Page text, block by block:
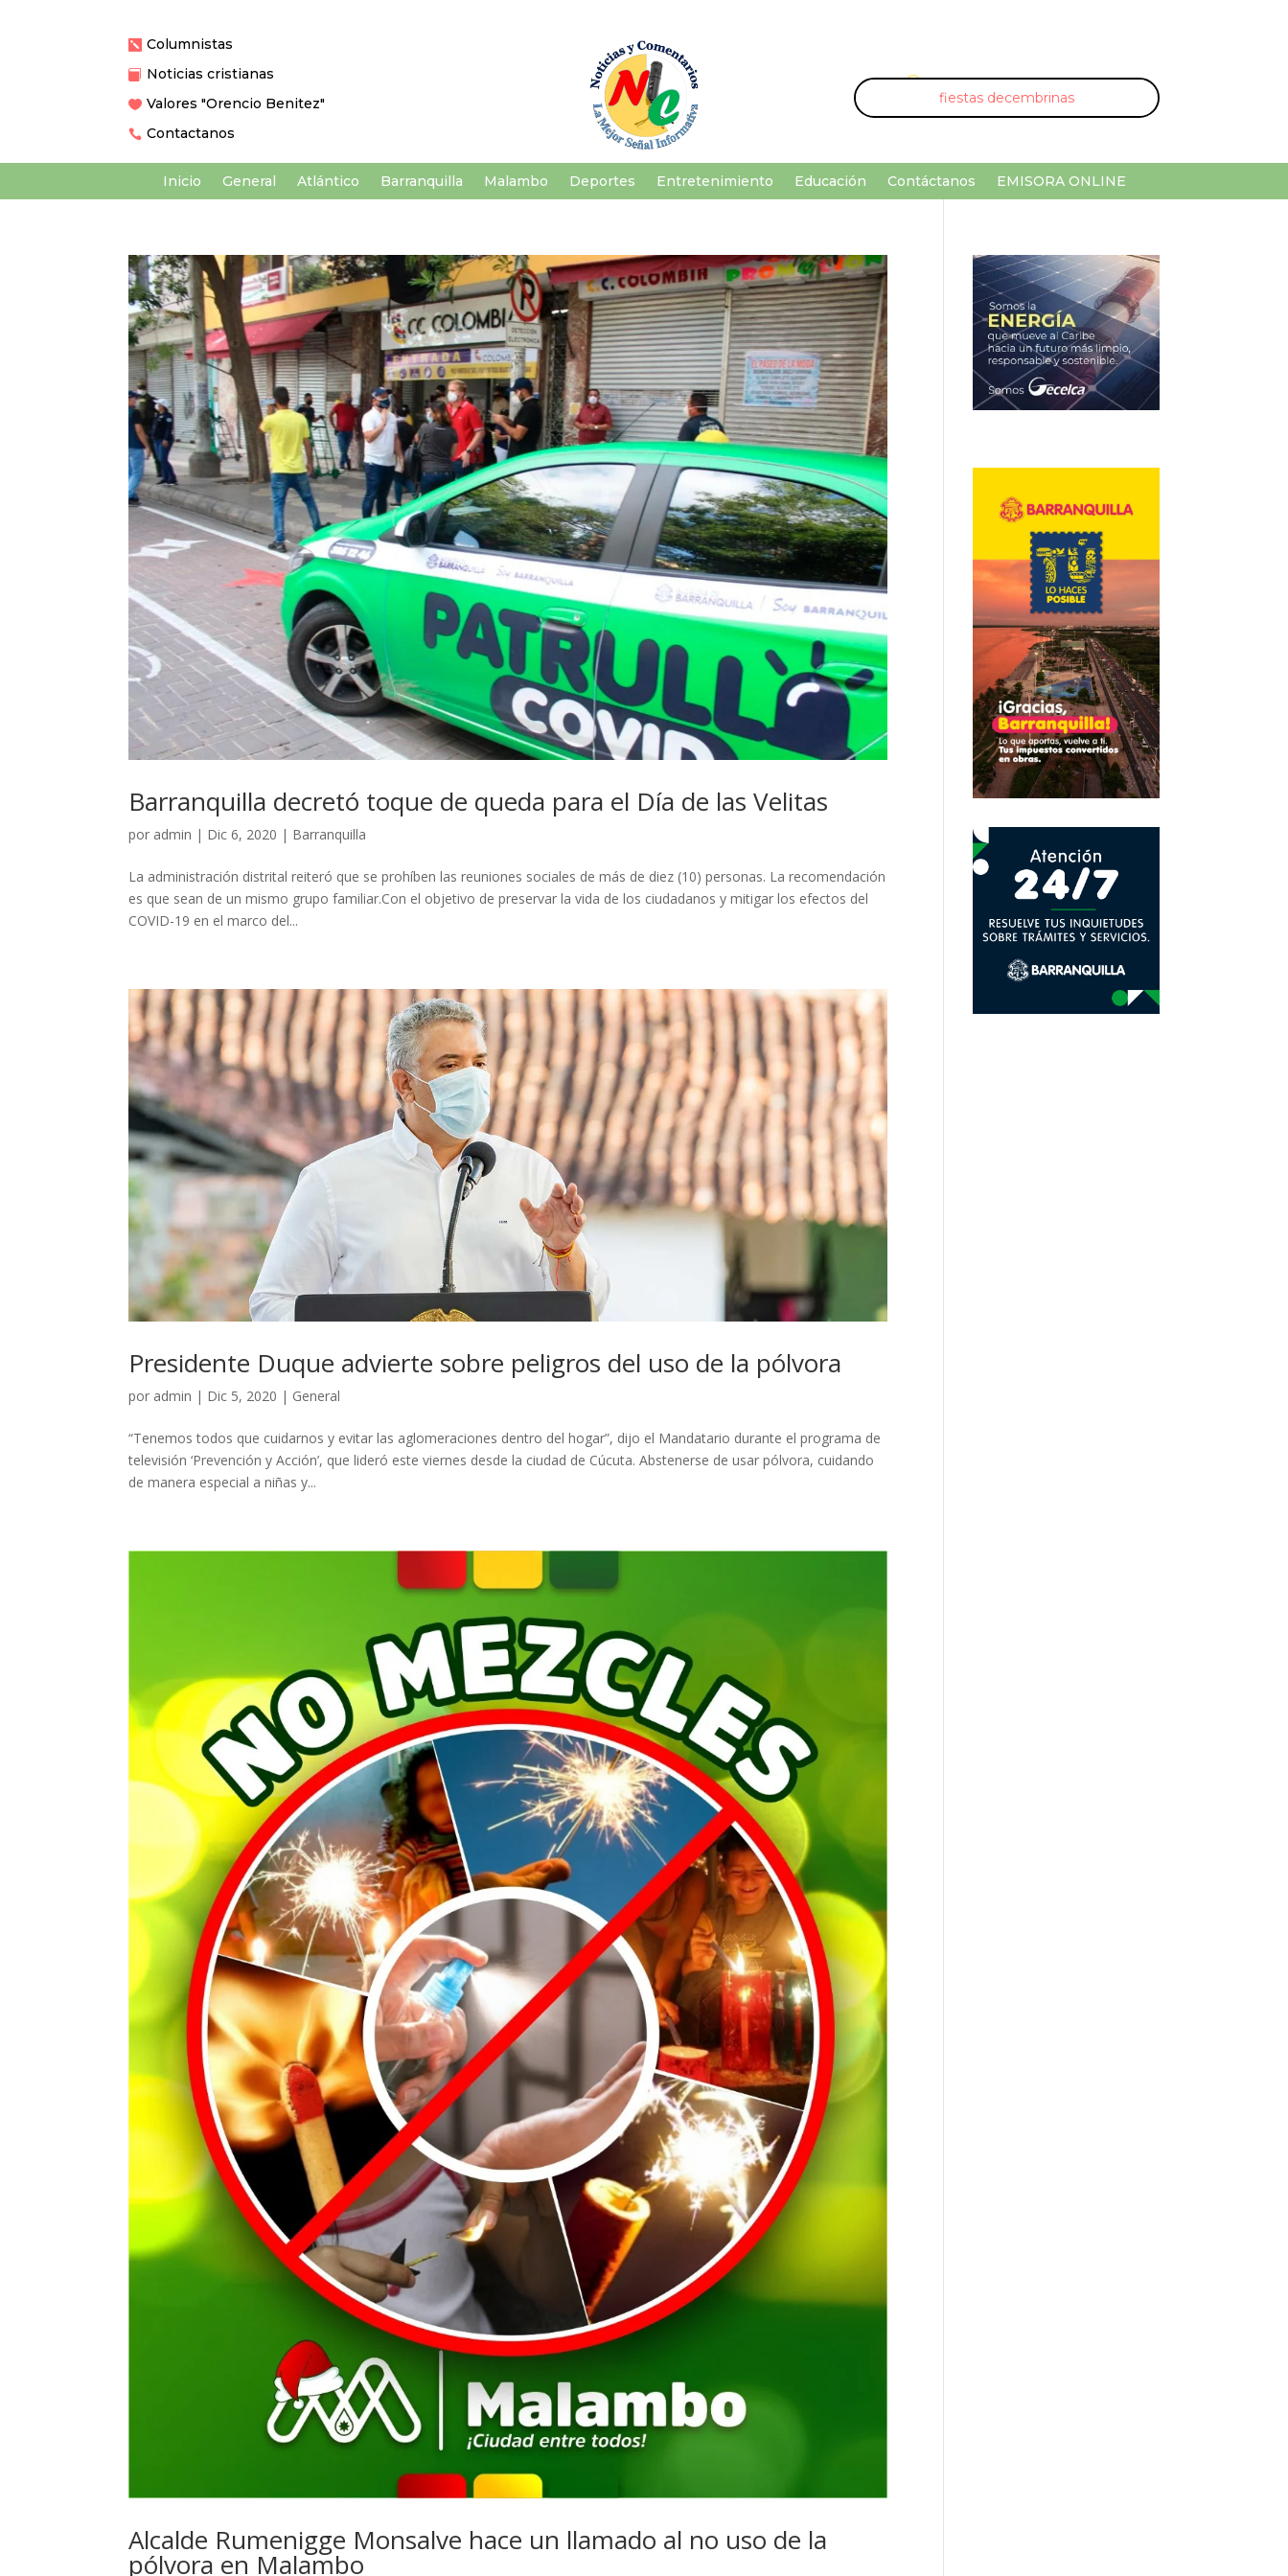
 Columnistas
 Noticias cristianas
 Valores "Orencio Benitez"
 Contactanos
U ¡Buscar por palabra clave!
Inicio General Atlántico Barranquilla Malambo Deportes Entretenimiento Educación Contáctanos EMISORA ONLINE
Barranquilla decretó toque de queda para el Día de las Velitas
por admin | Dic 6, 2020 | Barranquilla
La administración distrital reiteró que se prohíben las reuniones sociales de más de diez (10) personas. La recomendación
es que sean de un mismo grupo familiar.Con el objetivo de preservar la vida de los ciudadanos y mitigar los efectos del
COVID-19 en el marco del...
Presidente Duque advierte sobre peligros del uso de la pólvora
por admin | Dic 5, 2020 | General
“Tenemos todos que cuidarnos y evitar las aglomeraciones dentro del hogar”, dijo el Mandatario durante el programa de
televisión ‘Prevención y Acción’, que lideró este viernes desde la ciudad de Cúcuta. Abstenerse de usar pólvora, cuidando
de manera especial a niñas y...
Alcalde Rumenigge Monsalve hace un llamado al no uso de la
pólvora en Malambo